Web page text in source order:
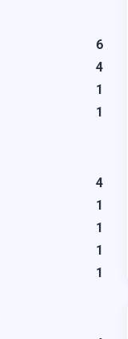
6
4
1
1
4
1
1
1
1